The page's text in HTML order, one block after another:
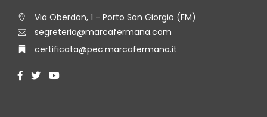
Via Oberdan, 1 - Porto San Giorgio (FM)
segreteria@marcafermana.com
certificata@pec.marcafermana.it